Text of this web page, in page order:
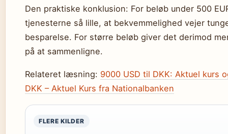
Den praktiske konklusion: For beløb under 500
tjenesterne så lille, at bekvemmelighed vejer
besparelse. For større beløb giver det derimod
på at sammenligne.
Relateret læsning: 9000 USD til DKK: Aktuel kurs
DKK – Aktuel Kurs fra Nationalbanken
FLERE KILDER